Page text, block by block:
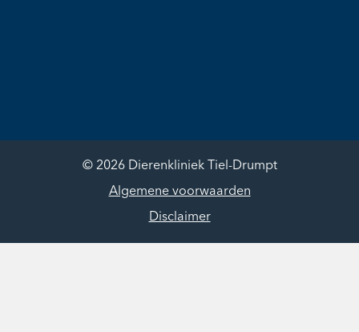
© 2026 Dierenkliniek Tiel-Drumpt
Algemene voorwaarden
Disclaimer